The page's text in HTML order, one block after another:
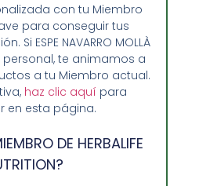
Enformaherbal.com
con tu Miembro
para conseguir tus
Si ESPE NAVARRO MOLLÀ
te animamos a
a tu Miembro actual.
haz clic aquí para
en esta página.
DE HERBALIFE